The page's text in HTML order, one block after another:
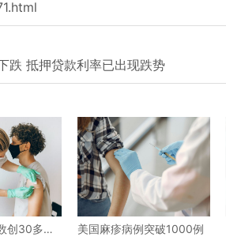
跌 抵押贷款利率已出现跌势
创30多年
美国麻疹病例突破1000例